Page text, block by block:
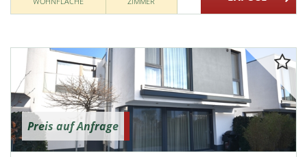
Preis auf Anfrage